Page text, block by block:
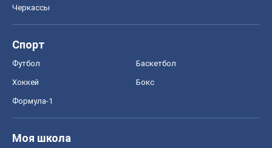
Черкассы
Спорт
Футбол Баскетбол
Хоккей Бокс
Формула-1
Моя школа